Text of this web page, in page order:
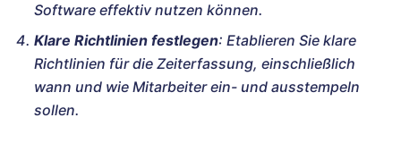
Software effektiv nutzen können.
Klare Richtlinien festlegen: Etablieren Sie klare
Richtlinien für die Zeiterfassung, einschließlich
wann und wie Mitarbeiter ein- und ausstempeln
sollen.